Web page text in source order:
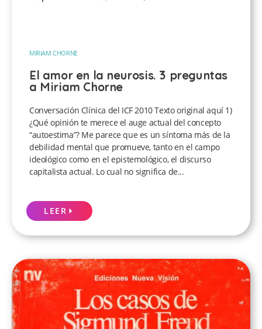
MIRIAM CHORNE
El amor en la neurosis. 3 preguntas
a Miriam Chorne
Conversación Clínica del ICF 2010 Texto original aquí 1)
¿Qué opinión te merece el auge actual del concepto
“autoestima”? Me parece que es un síntoma más de la
debilidad mental que promueve, tanto en el campo
ideológico como en el epistemológico, el discurso
capitalista actual. Lo cual no significa de...
LEER